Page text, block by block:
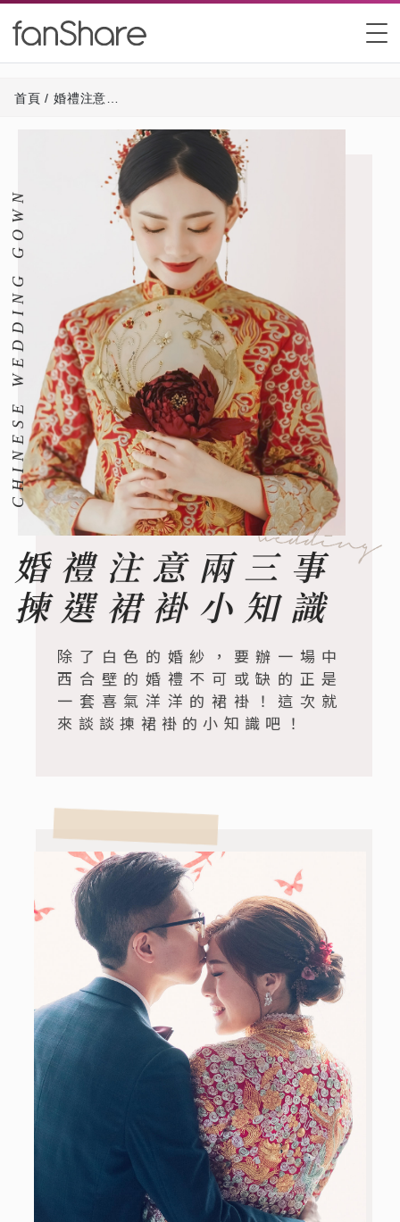
首頁 /
CHINESE WEDDING GOWN
婚禮注意兩三事
揀選裙褂小知識
除了白色的婚紗，要辦一場中
西合壁的婚禮不可或缺的正是
一套喜氣洋洋的裙褂！這次就
來談談揀裙褂的小知識吧！